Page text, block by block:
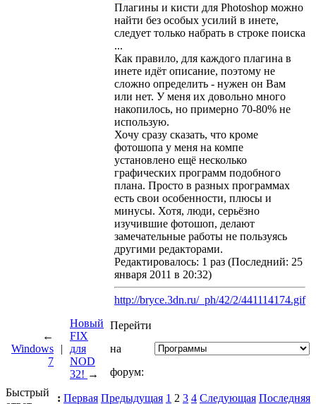
Плагины и кисти для Photoshop можно
найти без особых усилий в инете,
следует только набрать в строке поиска
...
Как правило, для каждого плагина в
инете идёт описание, поэтому не
сложно определить - нужен он Вам
или нет. У меня их довольно много
накопилось, но примерно 70-80% не
использую.
Хочу сразу сказать, что кроме
фотошопа у меня на компе
установлено ещё несколько
графических программ подобного
плана. Просто в разных программах
есть свои особенности, плюсы и
минусы. Хотя, люди, серьёзно
изучившие фотошоп, делают
замечательные работы не пользуясь
другими редакторами.
Редактировалось: 1 раз (Последний: 25
января 2011 в 20:32)
http://bryce.3dn.ru/_ph/42/2/441114174.gif
←
Windows
7
|
Новый
FIX
для
NOD
32! →
Перейти
на
форум:
: Первая Предыдущая 1 2 3 4 Следующая Последняя
Быстрый